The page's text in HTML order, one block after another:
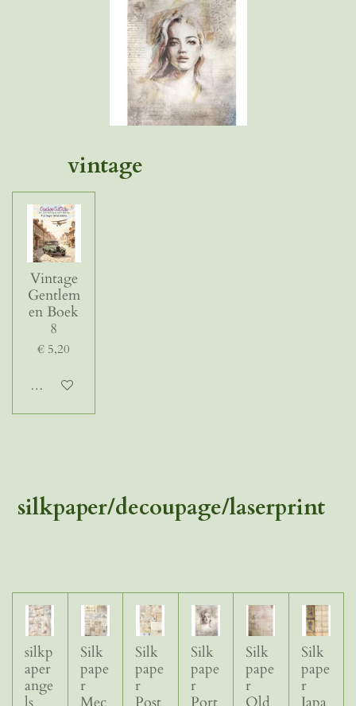
vintage
Vintage
Gentlem
en Boek
8
€ 5,20
In winkelwagen
silkpaper/decoupage/laserprint
silkp
aper
ange
Silk
pape
r
Silk
pape
r
Silk
pape
r
Silk
pape
r
Silk
pape
r